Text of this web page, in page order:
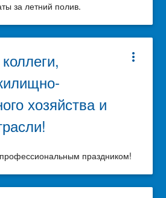
за летний полив.
more_vert
хозяйства и
праздником!